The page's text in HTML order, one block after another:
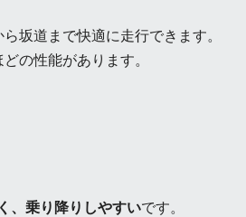
坂道まで快適に走行できます。
どの性能があります。
、乗り降りしやすいです。